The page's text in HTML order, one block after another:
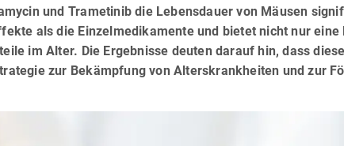
und Trametinib die Lebensdauer von Mäusen
als die Einzelmedikamente und bietet nicht nur eine
im Alter. Die Ergebnisse deuten darauf hin, dass
zur Bekämpfung von Alterskrankheiten und zur